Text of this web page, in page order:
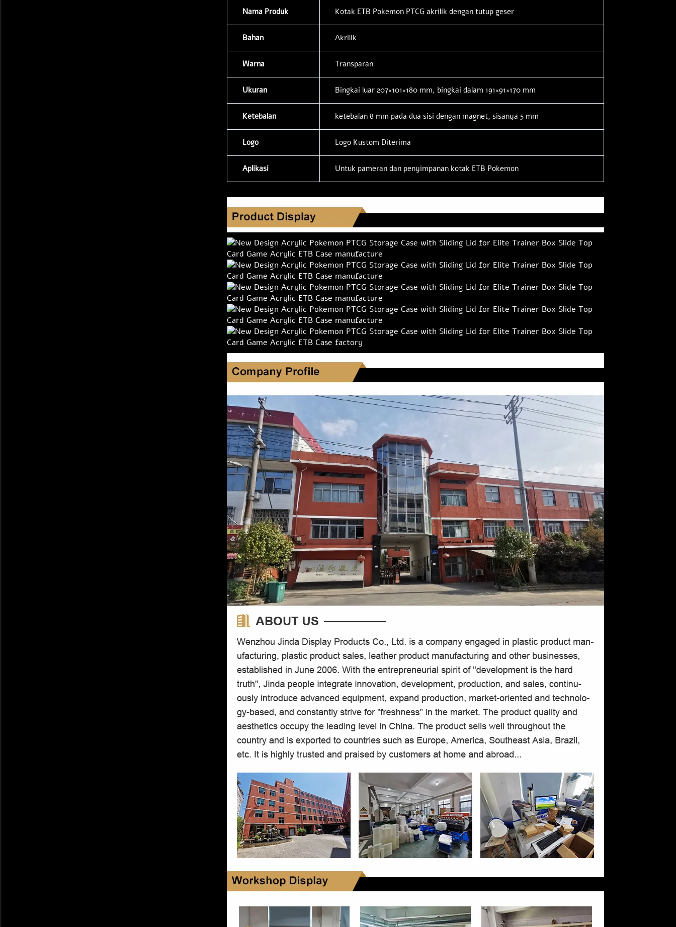
Nama Produk Kotak ETB Pokemon PTCG akrilik dengan tutup geser
Bahan Akrilik
Warna Transparan
Ukuran Bingkai luar 207×101×180 mm, bingkai dalam 191×91×170 mm
Ketebalan ketebalan 8 mm pada dua sisi dengan magnet, sisanya 5 mm
Logo Logo Kustom Diterima
Aplikasi Untuk pameran dan penyimpanan kotak ETB Pokemon